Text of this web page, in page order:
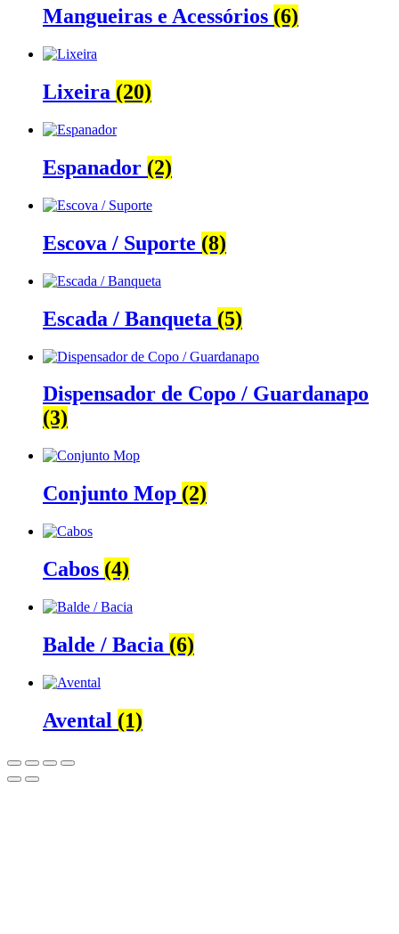
Mangueiras e Acessórios (6)
Lixeira (20)
Espanador (2)
Escova / Suporte (8)
Escada / Banqueta (5)
Dispensador de Copo / Guardanapo
(3)
Conjunto Mop (2)
Cabos (4)
Balde / Bacia (6)
Avental (1)